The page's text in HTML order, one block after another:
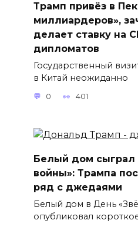
Трамп привёз в
миллиардеров»,
делает ставку на
дипломатов
Государственный
в Китай неожиданно
0 401
Белый дом сыграл
войны»: Трампа
ряд с джедаями
Белый дом в День
опубликовал